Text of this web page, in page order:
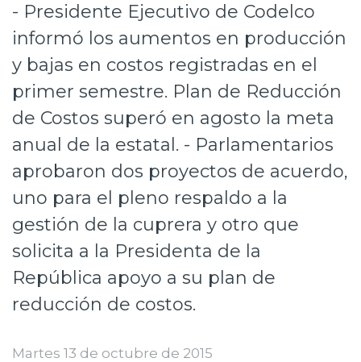
Innovación
Inversionistas
Prensa
Trabaja en Codelco
Transparencia activa
Canales de denuncia
Proveedores
Acceso trabajadores/as
- Presidente Ejecutivo de Codelco
informó los aumentos en producción
y bajas en costos registradas en el
primer semestre. Plan de Reducción
de Costos superó en agosto la meta
anual de la estatal. - Parlamentarios
aprobaron dos proyectos de acuerdo,
uno para el pleno respaldo a la
gestión de la cuprera y otro que
solicita a la Presidenta de la
República apoyo a su plan de
reducción de costos.
Martes 13 de octubre de 2015